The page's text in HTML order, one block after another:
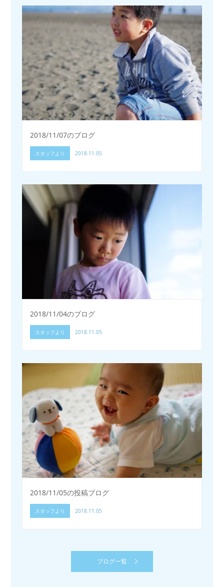
ブログ一覧
2018/11/07のブログ
スタッフより 2018.11.05
2018/11/04のブログ
スタッフより 2018.11.05
2018/11/05の投稿ブログ
スタッフより 2018.11.05